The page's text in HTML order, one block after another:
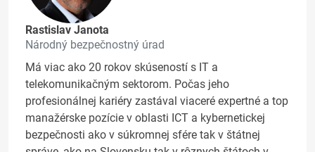
Rastislav Janota
Národný bezpečnostný úrad
Má viac ako 20 rokov skúseností s IT a
telekomunikačným sektorom. Počas jeho
profesionálnej kariéry zastával viaceré expertné a top
manažérske pozície v oblasti ICT a kybernetickej
bezpečnosti ako v súkromnej sfére tak v štátnej